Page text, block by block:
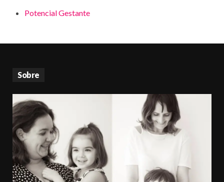
Potencial Gestante
Sobre